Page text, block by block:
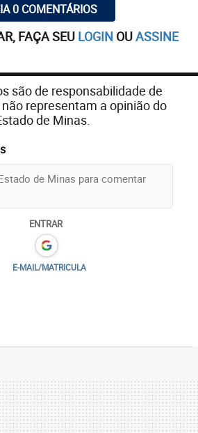
0 COMENTÁRIOS
FAÇA SEU LOGIN OUASSINE
são de responsabilidade de
representam a opinião do
de Minas.
ENTRAR
E-MAIL/MATRICULA